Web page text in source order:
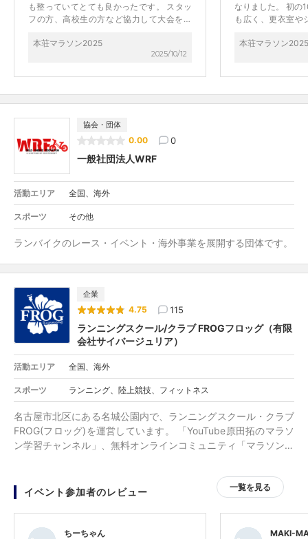
も整っていてとても良かったです。 スタッ
フの方、高校生の方など協力して大会を盛
だき気持ち良く走ることが出来ました。 参
加賞や立派なパンフレットも貰ってとても
本荘マラソン2025
2025/10/12
なりました。 初の
も広く、更衣室や
走ることができ
ませんでした。 大
です。 一人で走っ
本荘マラソン2025
協会・団体
0.00 0
一般社団法人WRF
活動エリア 全国、海外
スポーツ その他
ランバイクのレース・イベント・海外事業を展開する団体です。
企業
4.75 115
ランニングスクール/クラブ FROGフロッグ（有限
会社サイバージュリア）
活動エリア 全国、海外
スポーツ ランニング、陸上競技、フィットネス
名古屋市北区にある名城公園内で、ランニングスクール・クラブ
FROG(フロッグ)を運営しています。 「YouTube原田拓のマラソ
ン学習チャンネル」、無料オンラインコミュニティ「マラソン研
イベント参加者のレビュー 一覧を見る
ちーちゃん
MAKI-